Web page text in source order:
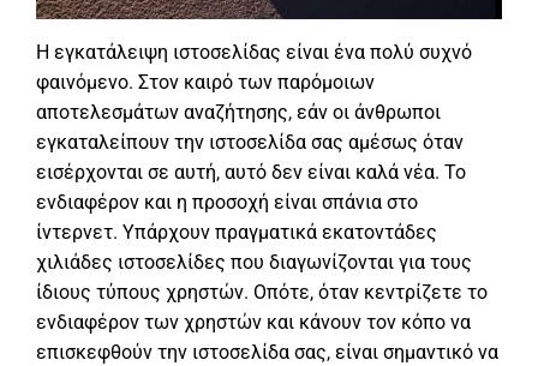
Η εγκατάλειψη ιστοσελίδας είναι ένα πολύ συχνό
φαινόμενο. Στον καιρό των παρόμοιων
αποτελεσμάτων αναζήτησης, εάν οι άνθρωποι
εγκαταλείπουν την ιστοσελίδα σας αμέσως όταν
εισέρχονται σε αυτή, αυτό δεν είναι καλά νέα. Το
ενδιαφέρον και η προσοχή είναι σπάνια στο
ίντερνετ. Υπάρχουν πραγματικά εκατοντάδες
χιλιάδες ιστοσελίδες που διαγωνίζονται για τους
ίδιους τύπους χρηστών. Οπότε, όταν κεντρίζετε το
ενδιαφέρον των χρηστών και κάνουν τον κόπο να
επισκεφθούν την ιστοσελίδα σας, είναι σημαντικό να